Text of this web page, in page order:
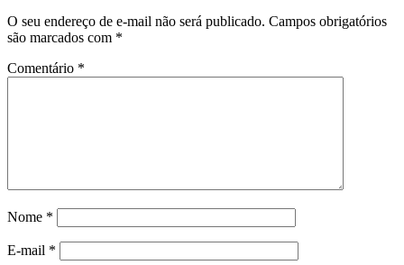
O seu endereço de e-mail não será publicado. Campos obrigatórios
são marcados com *
Comentário *
Nome *
E-mail *